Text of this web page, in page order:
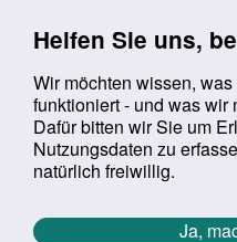
Helfen Sie uns,
Wir möchten wissen,
funktioniert - und was wir
Dafür bitten wir Sie um
Nutzungsdaten zu
natürlich freiwillig.
Ja,
Suchbegriff:
Sie befinden sich hier:
Startseite Aktuelles
Aktuelle Meldungen